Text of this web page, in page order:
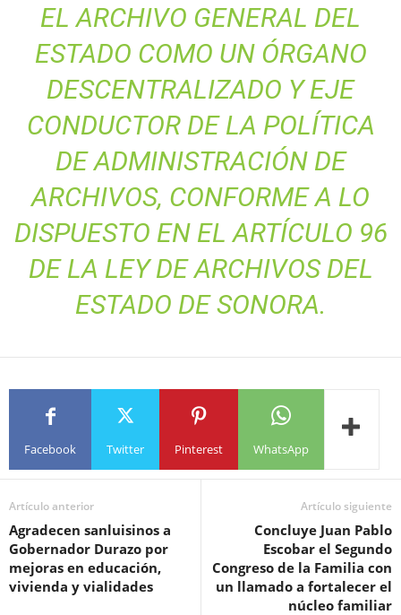
EL ARCHIVO GENERAL DEL
ESTADO COMO UN ÓRGANO
DESCENTRALIZADO Y EJE
CONDUCTOR DE LA POLÍTICA
DE ADMINISTRACIÓN DE
ARCHIVOS, CONFORME A LO
DISPUESTO EN EL ARTÍCULO 96
DE LA LEY DE ARCHIVOS DEL
ESTADO DE SONORA.
Facebook Twitter Pinterest WhatsApp
Artículo anterior
Agradecen sanluisinos a
Gobernador Durazo por
mejoras en educación,
vivienda y vialidades
Artículo siguiente
Concluye Juan Pablo
Escobar el Segundo
Congreso de la Familia con
un llamado a fortalecer el
núcleo familiar